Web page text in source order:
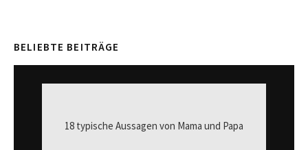
BELIEBTE BEITRÄGE
18 typische Aussagen von Mama und Papa